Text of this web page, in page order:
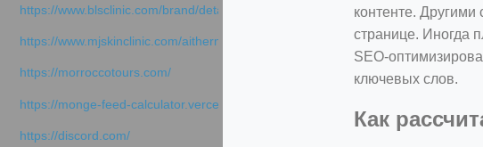
https://www.blsclinic.com/brand/detail.php?c=1013&n=29306
https://www.mjskinclinic.com/aithermage
https://morroccotours.com/
https://monge-feed-calculator.vercel.app/feed-calculator
https://discord.com/
контенте. Другими
странице. Иногда
SEO-
ключевых слов.
Как